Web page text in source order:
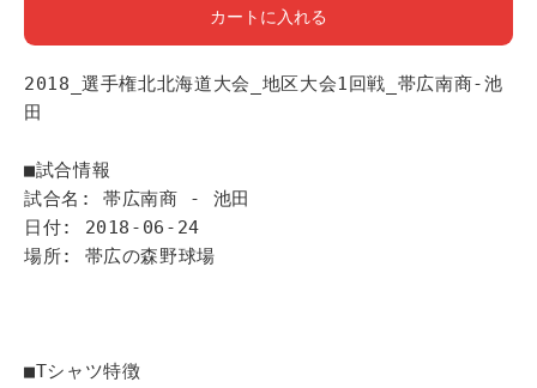
カートに入れる
2018_選手権北北海道大会_地区大会1回戦_帯広南商-池
田
■試合情報
試合名: 帯広南商 - 池田
日付: 2018-06-24
場所: 帯広の森野球場
■Tシャツ特徴